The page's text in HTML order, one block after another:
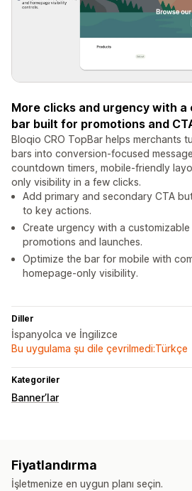
More clicks and urgency with
bar built for promotions and
Bloqio CRO TopBar helps merchants
bars into conversion-focused
countdown timers, mobile-friendly
only visibility in a few clicks.
Add primary and secondary CTA
to key actions.
Create urgency with a
promotions and launches.
Optimize the bar for mobile with
homepage-only visibility.
Diller
İspanyolca ve İngilizce
Bu uygulama şu dile çevrilmedi:Türkçe
Kategoriler
Banner’lar
Özelleştirme
Fiyatlandırma
İşletmenize en uygun planı seçin.